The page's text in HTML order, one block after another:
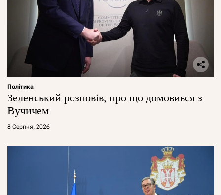
Політика
Зеленський розповів, про що домовився з
Вучичем
8 Серпня, 2026